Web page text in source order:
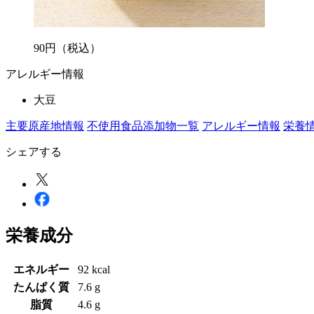
90円 （税込）
アレルギー情報
大豆
主要原産地情報 不使用食品添加物一覧 アレルギー情報 栄養
シェアする
栄養成分
エネルギー
92 kcal
たんぱく質
7.6 g
脂質
4.6 g